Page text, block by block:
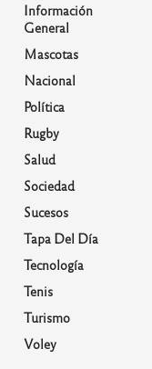
Información
General
Mascotas
Nacional
Política
Rugby
Salud
Sociedad
Sucesos
Tapa Del Día
Tecnología
Tenis
Turismo
Voley